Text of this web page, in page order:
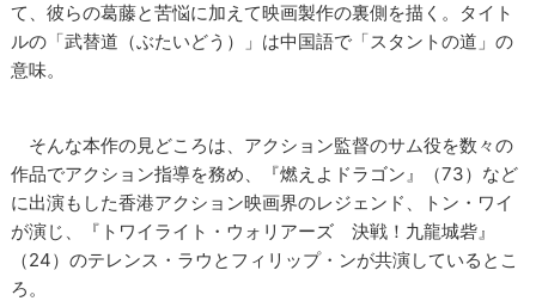
て、彼らの葛藤と苦悩に加えて映画製作の裏側を描く。タイト
ルの「武替道（ぶたいどう）」は中国語で「スタントの道」の
意味。
そんな本作の見どころは、アクション監督のサム役を数々の
作品でアクション指導を務め、『燃えよドラゴン』（73）など
に出演もした香港アクション映画界のレジェンド、トン・ワイ
が演じ、『トワイライト・ウォリアーズ 決戦！九龍城砦』
（24）のテレンス・ラウとフィリップ・ンが共演しているとこ
ろ。